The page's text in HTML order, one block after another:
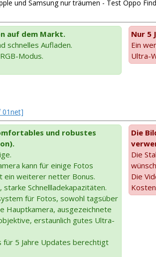
und Samsung nur träumen - Test Oppo
auf dem Markt.
schnelles Aufladen.
Modus.
Nur 5
Ein
Ultra-
01net]
und robustes
kann für einige Fotos
ein weiterer netter Bonus.
Schnellladekapazitäten.
für Fotos, sowohl tagsüber
Hauptkamera, ausgezeichnete
erstaunlich gutes Ultra-
für 5 Jahre Updates berechtigt
Die
Die
Die